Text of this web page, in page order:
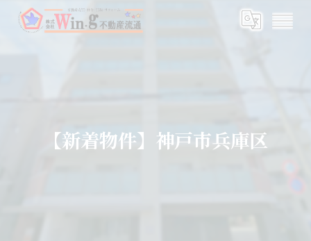
【新着物件】神戸市兵庫区